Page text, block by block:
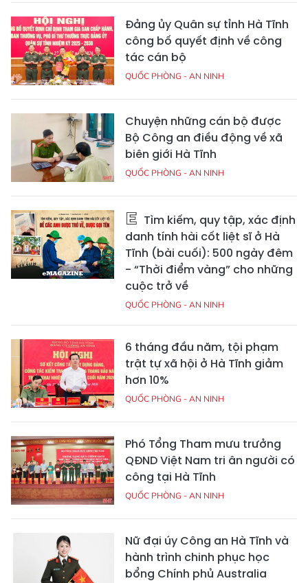
Đảng ủy Quân sự tỉnh Hà Tĩnh
công bố quyết định về công
tác cán bộ
QUỐC PHÒNG - AN NINH
Chuyện những cán bộ được
Bộ Công an điều động về xã
biên giới Hà Tĩnh
QUỐC PHÒNG - AN NINH
Tìm kiếm, quy tập, xác định
danh tính hài cốt liệt sĩ ở Hà
Tĩnh (bài cuối): 500 ngày đêm
- “Thời điểm vàng” cho những
cuộc trở về
QUỐC PHÒNG - AN NINH
6 tháng đầu năm, tội phạm
trật tự xã hội ở Hà Tĩnh giảm
hơn 10%
QUỐC PHÒNG - AN NINH
Phó Tổng Tham mưu trưởng
QĐND Việt Nam tri ân người có
công tại Hà Tĩnh
QUỐC PHÒNG - AN NINH
Nữ đại úy Công an Hà Tĩnh và
hành trình chinh phục học
bổng Chính phủ Australia